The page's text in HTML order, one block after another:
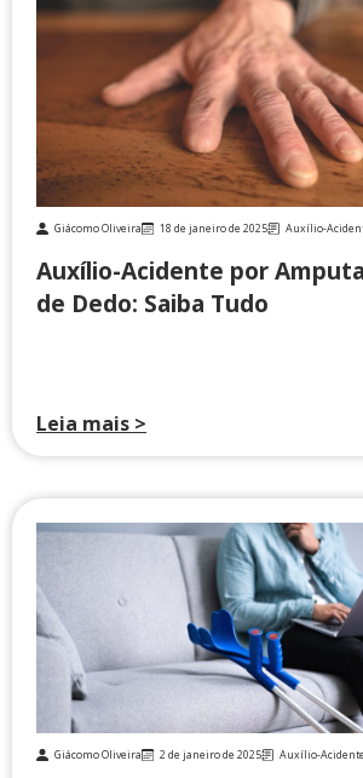
Giácomo Oliveira 18 de janeiro de 2025 Auxílio-
Auxílio-Acidente por
de Dedo: Saiba Tudo
Leia mais >
Giácomo Oliveira 2 de janeiro de 2025 Auxílio-Acidente